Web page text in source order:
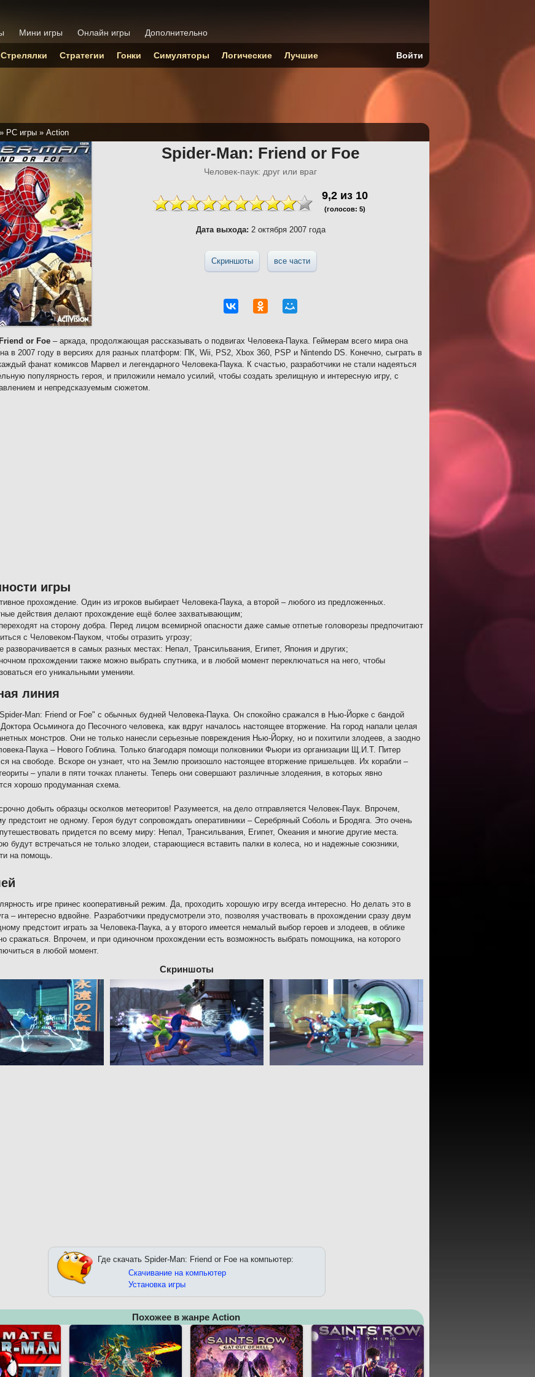
» PC игры » Action
Spider-Man: Friend or Foe
Человек-паук: друг или враг
9,2 из 10
(голосов: 5)
Дата выхода: 2 октября 2007 года
Скриншоты все части
or Foe – аркада, продолжающая рассказывать о подвигах Человека-Паука. Геймерам всего мира она
в 2007 году в версиях для разных платформ: ПК, Wii, PS2, Xbox 360, PSP и Nintendo DS. Конечно, сыграть в
фанат комиксов Марвел и легендарного Человека-Паука. К счастью, разработчики не стали надеяться
популярность героя, и приложили немало усилий, чтобы создать зрелищную и интересную игру, с
и непредсказуемым сюжетом.
игры
прохождение. Один из игроков выбирает Человека-Паука, а второй – любого из предложенных.
действия делают прохождение ещё более захватывающим;
на сторону добра. Перед лицом всемирной опасности даже самые отпетые головорезы предпочитают
с Человеком-Пауком, чтобы отразить угрозу;
разворачивается в самых разных местах: Непал, Трансильвания, Египет, Япония и других;
прохождении также можно выбрать спутника, и в любой момент переключаться на него, чтобы
его уникальными уменияи.
линия
Man: Friend or Foe" с обычных будней Человека-Паука. Он спокойно сражался в Нью-Йорке с бандой
Осьминога до Песочного человека, как вдруг началось настоящее вторжение. На город напали целая
монстров. Они не только нанесли серьезные повреждения Нью-Йорку, но и похитили злодеев, а заодно
Паука – Нового Гоблина. Только благодаря помощи полковники Фьюри из организации Щ.И.Т. Питер
на свободе. Вскоре он узнает, что на Землю произошло настоящее вторжение пришельцев. Их корабли –
– упали в пяти точках планеты. Теперь они совершают различные злодеяния, в которых явно
хорошо продуманная схема.
добыть образцы осколков метеоритов! Разумеется, на дело отправляется Человек-Паук. Впрочем,
предстоит не одному. Героя будут сопровождать оперативники – Серебряный Соболь и Бродяга. Это очень
придется по всему миру: Непал, Трансильвания, Египет, Океания и многие другие места.
будут встречаться не только злодеи, старающиеся вставить палки в колеса, но и надежные союзники,
на помощь.
игре принес кооперативный режим. Да, проходить хорошую игру всегда интересно. Но делать это в
– интересно вдвойне. Разработчики предусмотрели это, позволяя участвовать в прохождении сразу двум
предстоит играть за Человека-Паука, а у второго имеется немалый выбор героев и злодеев, в облике
сражаться. Впрочем, и при одиночном прохождении есть возможность выбрать помощника, на которого
в любой момент.
Скриншоты
Где скачать Spider-Man: Friend or Foe на компьютер:
Скачивание на компьютер
Установка игры
Похожее в жанре Action
Мини игры Онлайн игры Дополнительно
Стрелялки Стратегии Гонки Симуляторы Логические Лучшие Войти